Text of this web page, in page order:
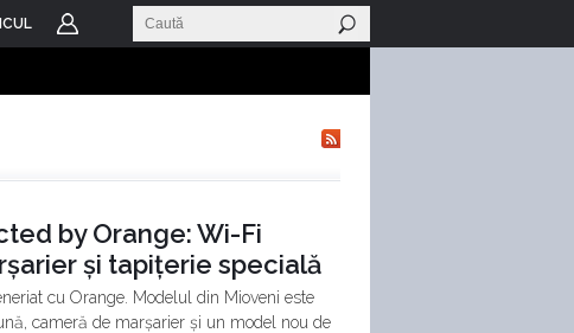
by Orange: Wi-Fi
și tapițerie specială
cu Orange. Modelul din Mioveni este
cameră de marșarier și un model nou de